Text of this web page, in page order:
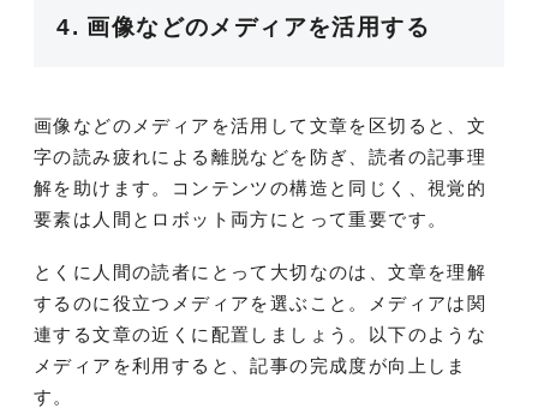
4. 画像などのメディアを活用する
画像などのメディアを活用して文章を区切ると、文
字の読み疲れによる離脱などを防ぎ、読者の記事理
解を助けます。コンテンツの構造と同じく、視覚的
要素は人間とロボット両方にとって重要です。
とくに人間の読者にとって大切なのは、文章を理解
するのに役立つメディアを選ぶこと。メディアは関
連する文章の近くに配置しましょう。以下のような
メディアを利用すると、記事の完成度が向上しま
す。